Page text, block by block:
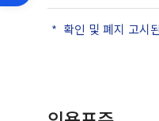
확인 및 폐지 고시